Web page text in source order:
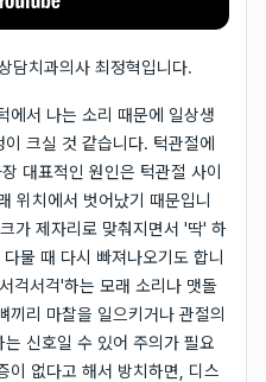
담치과의사 최정혁입니다.
에서 나는 소리 때문에 일상생
크실 것 같습니다. 턱관절에
대표적인 원인은 턱관절 사이
위치에서 벗어났기 때문입니
가 제자리로 맞춰지면서 '딱' 하
물 때 다시 빠져나오기도 합니
걱서걱'하는 모래 소리나 맷돌
끼리 마찰을 일으키거나 관절의
신호일 수 있어 주의가 필요
이 없다고 해서 방치하면, 디스